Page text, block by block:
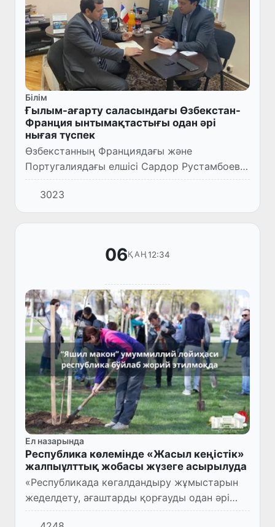
Білім
Ғылым-ағарту саласындағы Өзбекстан-
Франция ынтымақтастығы одан әрі
нығая түспек
Өзбекстанның Франциядағы және
Португалиядағы елшісі Сардор Рустамбоев
Ташкенттегі «Alliance Francaise» ұйымының
директоры Дилшод Ахмедовпен кездесті.
3023
06ҚАҢ12:34
Ел назарында
Республика көлемінде «Жасыл кеңістік»
жалпыұлттық жобасы жүзеге асырылуда
«Республикада көгалдандыру жұмыстарын
жеделдету, ағаштарды қорғауды одан әрі
тиімді ұйымдастыру іс-шаралары туралы»